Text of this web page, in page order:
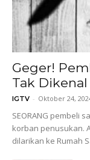
Geger!
Tak Dikenal
IGTV - Oktober 24,
SEORANG pembeli
korban penusukan.
dilarikan ke Rumah